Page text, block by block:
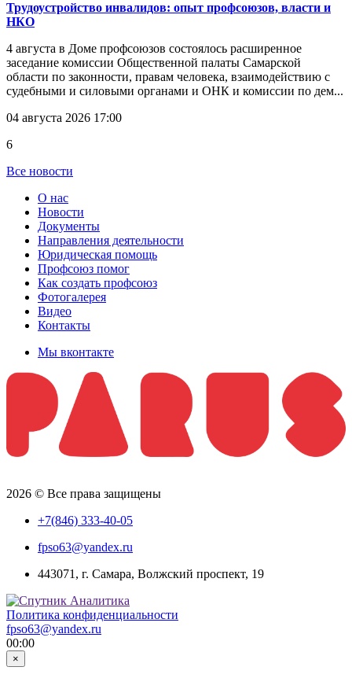
Трудоустройство инвалидов: опыт профсоюзов, власти и
НКО
4 августа в Доме профсоюзов состоялось расширенное
заседание комиссии Общественной палаты Самарской
области по законности, правам человека, взаимодействию с
судебными и силовыми органами и ОНК и комиссии по дем...
04 августа 2026 17:00
6
Все новости
О нас
Новости
Документы
Направления деятельности
Юридическая помощь
Профсоюз помог
Как создать профсоюз
Фотогалерея
Видео
Контакты
Мы вконтакте
2026 © Все права защищены
+7(846) 333-40-05
fpso63@yandex.ru
443071, г. Самара, Волжский проспект, 19
Политика конфиденциальности
fpso63@yandex.ru
00:00
×